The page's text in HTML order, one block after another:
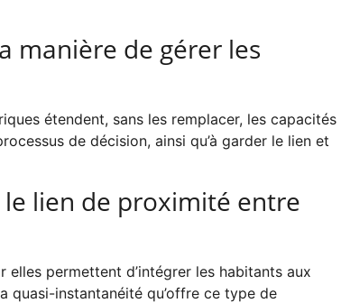
manière de gérer les
étendent, sans les remplacer, les capacités
de décision, ainsi qu’à garder le lien et
lien de proximité entre
permettent d’intégrer les habitants aux
quasi-instantanéité qu’offre ce type de